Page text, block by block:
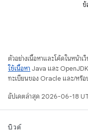
ข้
ตัวอย่างเนื้อหาและโค้ดในหน้า
ใช้เนื้อหา Java และ OpenJDK
ทะเบียนของ Oracle และ/หรือ
อัปเดตล่าสุด 2026-06-18
บิวด์